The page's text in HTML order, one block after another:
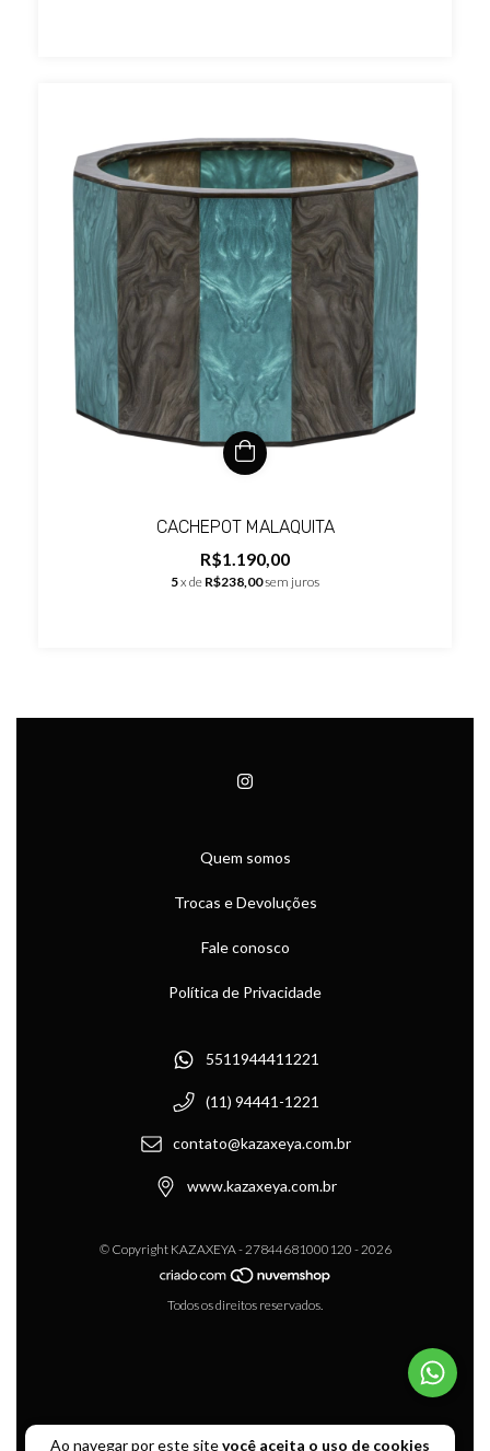
Ao navegar por este sitevocê aceita o uso de cookies
CACHEPOT MALAQUITA
R$1.190,00
5x de R$238,00sem juros
Quem somos
Trocas e Devoluções
Fale conosco
Política de Privacidade
5511944411221
(11) 94441-1221
contato@kazaxeya.com.br
www.kazaxeya.com.br
© Copyright KAZAXEYA - 27844681000120 - 2026
Todos os direitos reservados.